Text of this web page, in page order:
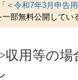
＜令和7年3月申告
一部無料公開してい
収用等の場